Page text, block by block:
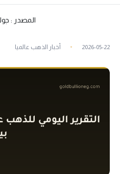
المصدر :
2026-05-22 أخبار الذهب عالميا